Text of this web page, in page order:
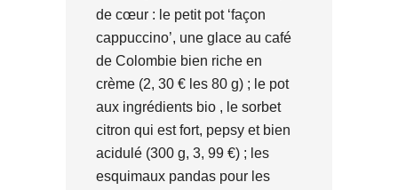
de cœur : le petit pot ‘façon
cappuccino’, une glace au café
de Colombie bien riche en
crème (2, 30 € les 80 g) ; le pot
aux ingrédients bio , le sorbet
citron qui est fort, pepsy et bien
acidulé (300 g, 3, 99 €) ; les
esquimaux pandas pour les